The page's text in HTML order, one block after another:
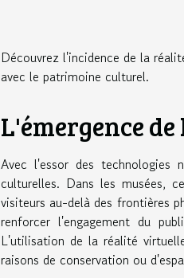
Découvrez l'incidence de la
avec le patrimoine culturel.
L'émergence
Avec l'essor des technologies
culturelles. Dans les musées,
visiteurs au-delà des frontières
renforcer l'engagement du
L'utilisation de la réalité
raisons de conservation ou